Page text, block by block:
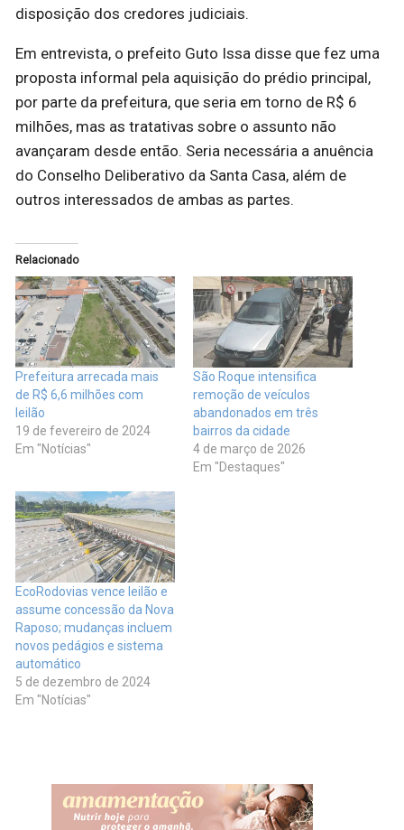
disposição dos credores judiciais.
Em entrevista, o prefeito Guto Issa disse que fez uma
proposta informal pela aquisição do prédio principal,
por parte da prefeitura, que seria em torno de R$ 6
milhões, mas as tratativas sobre o assunto não
avançaram desde então. Seria necessária a anuência
do Conselho Deliberativo da Santa Casa, além de
outros interessados de ambas as partes.
Relacionado
Prefeitura arrecada mais
de R$ 6,6 milhões com
leilão
19 de fevereiro de 2024
Em "Notícias"
São Roque intensifica
remoção de veículos
abandonados em três
bairros da cidade
4 de março de 2026
Em "Destaques"
EcoRodovias vence leilão e
assume concessão da Nova
Raposo; mudanças incluem
novos pedágios e sistema
automático
5 de dezembro de 2024
Em "Notícias"